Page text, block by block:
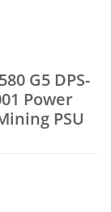
G5 DPS-
Power
PSU